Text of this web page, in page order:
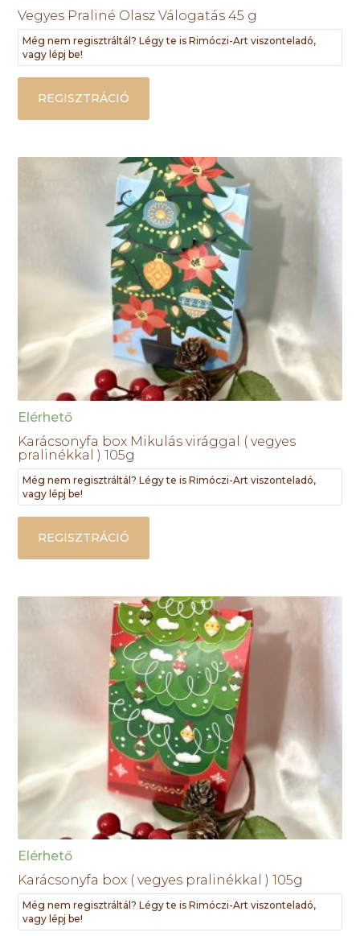
Vegyes Praliné Olasz Válogatás 45 g
Még nem regisztráltál? Légy te is Rimóczi-Art viszonteladó,
vagy lépj be!
REGISZTRÁCIÓ
Elérhető
Karácsonyfa box Mikulás virággal ( vegyes
pralinékkal ) 105g
Még nem regisztráltál? Légy te is Rimóczi-Art viszonteladó,
vagy lépj be!
REGISZTRÁCIÓ
Elérhető
Karácsonyfa box ( vegyes pralinékkal ) 105g
Még nem regisztráltál? Légy te is Rimóczi-Art viszonteladó,
vagy lépj be!